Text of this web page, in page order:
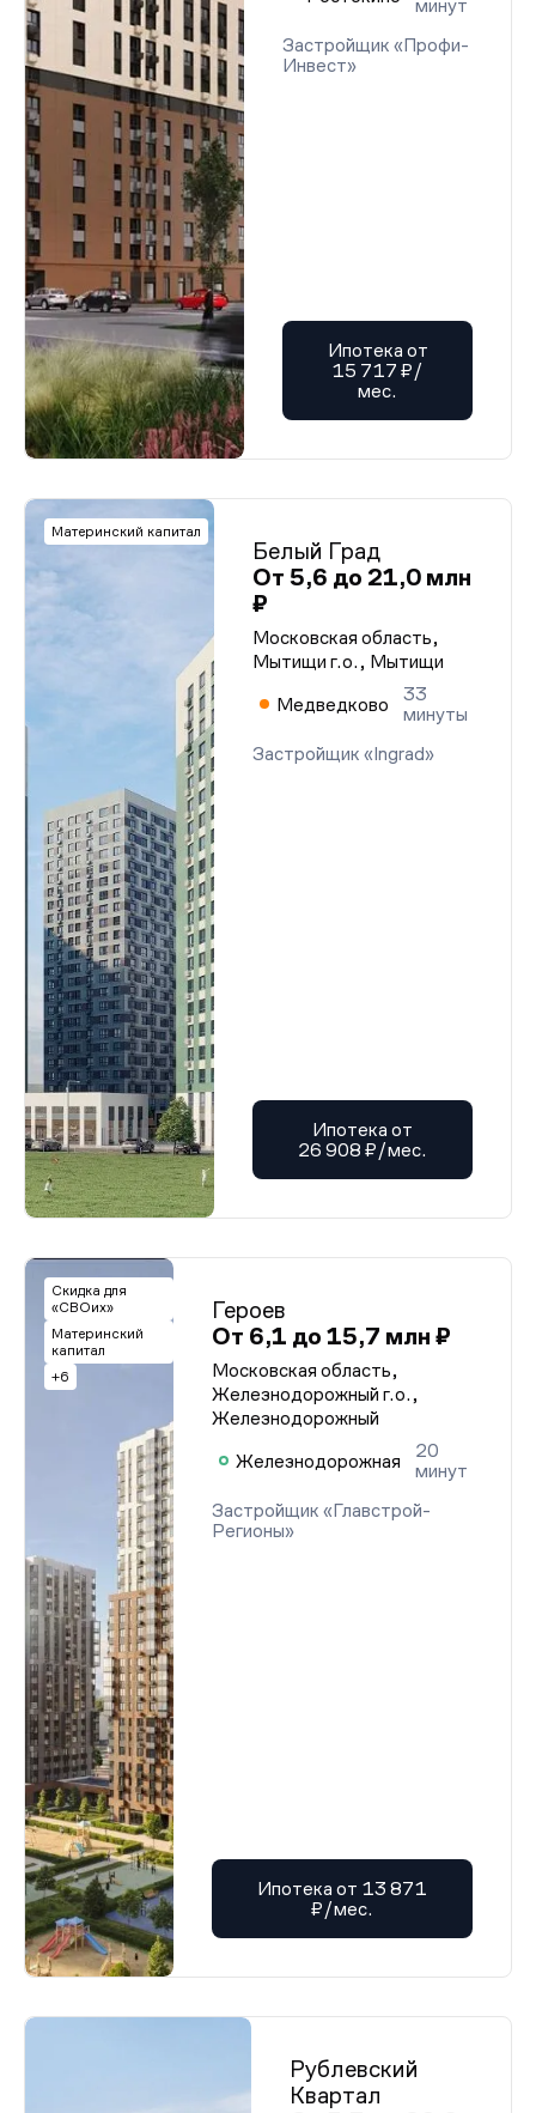
минут
Застройщик «Профи-
Инвест»
Ипотека от
15 717 ₽/
мес.
Материнский капитал
Белый Град
От 5,6 до 21,0 млн
₽
Московская область,
Мытищи г.о., Мытищи
Медведково
33
минуты
Застройщик «Ingrad»
Ипотека от
26 908 ₽/мес.
Скидка для
«СВОих»
Материнский
капитал
+6
Героев
От 6,1 до 15,7 млн ₽
Московская область,
Железнодорожный г.о.,
Железнодорожный
Железнодорожная
20
минут
Застройщик «Главстрой-
Регионы»
Ипотека от 13 871
₽/мес.
Рублевский
Квартал